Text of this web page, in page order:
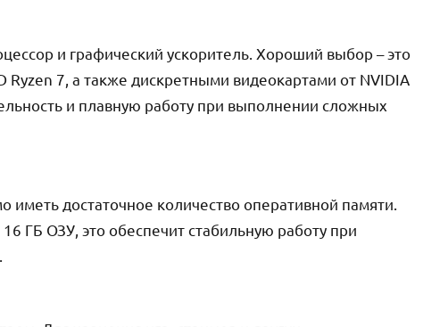
и графический ускоритель. Хороший выбор – это
7, а также дискретными видеокартами от NVIDIA
и плавную работу при выполнении сложных
достаточное количество оперативной памяти.
ГБ ОЗУ, это обеспечит стабильную работу при